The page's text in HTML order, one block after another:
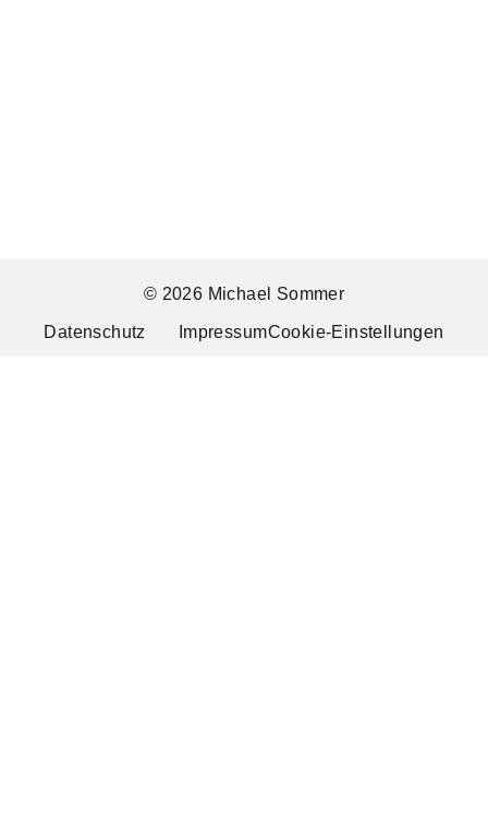
© 2026 Michael Sommer
Datenschutz ImpressumCookie-Einstellungen